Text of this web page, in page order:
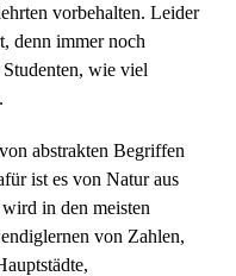
vorbehalten. Leider
denn immer noch
wie viel
abstrakten Begriffen
ist es von Natur aus
in den meisten
von Zahlen,